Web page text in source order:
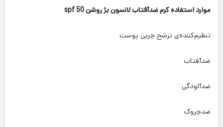
موارد استفاده کرم ضدآفتاب لانسون بژ روشن spf 50
تنظیم‌کننده‌ی ترشح چربی پوست
ضدآفتاب
ضدآلودگی
ضدچروک